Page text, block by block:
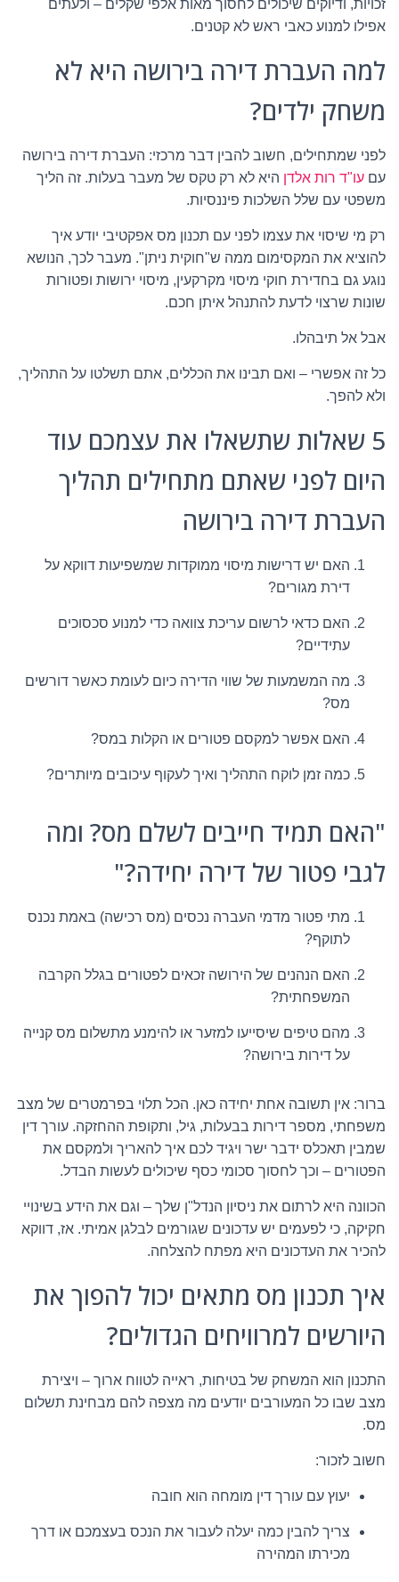
זכויות, ודיוקים שיכולים לחסוך מאות אלפי שקלים – ולעתים
אפילו למנוע כאבי ראש לא קטנים.
למה העברת דירה בירושה היא לא
משחק ילדים?
לפני שמתחילים, חשוב להבין דבר מרכזי: העברת דירה בירושה
עם עו"ד רות אלדן היא לא רק טקס של מעבר בעלות. זה הליך
משפטי עם שלל השלכות פיננסיות.
רק מי שיסוי את עצמו לפני עם תכנון מס אפקטיבי יודע איך
להוציא את המקסימום ממה ש"חוקית ניתן". מעבר לכך, הנושא
נוגע גם בחדירת חוקי מיסוי מקרקעין, מיסוי ירושות ופטורות
שונות שרצוי לדעת להתנהל איתן חכם.
אבל אל תיבהלו.
כל זה אפשרי – ואם תבינו את הכללים, אתם תשלטו על התהליך,
ולא להפך.
5 שאלות שתשאלו את עצמכם עוד
היום לפני שאתם מתחילים תהליך
העברת דירה בירושה
האם יש דרישות מיסוי ממוקדות שמשפיעות דווקא על
דירת מגורים?
האם כדאי לרשום עריכת צוואה כדי למנוע סכסוכים
עתידיים?
מה המשמעות של שווי הדירה כיום לעומת כאשר דורשים
מס?
האם אפשר למקסם פטורים או הקלות במס?
כמה זמן לוקח התהליך ואיך לעקוף עיכובים מיותרים?
"האם תמיד חייבים לשלם מס? ומה
לגבי פטור של דירה יחידה?"
מתי פטור מדמי העברה נכסים (מס רכישה) באמת נכנס
לתוקף?
האם הנהנים של הירושה זכאים לפטורים בגלל הקרבה
המשפחתית?
מהם טיפים שיסייעו למזער או להימנע מתשלום מס קנייה
על דירות בירושה?
ברור: אין תשובה אחת יחידה כאן. הכל תלוי בפרמטרים של מצב
משפחתי, מספר דירות בבעלות, גיל, ותקופת ההחזקה. עורך דין
שמבין תאכלס ידבר ישר ויגיד לכם איך להאריך ולמקסם את
הפטורים – וכך לחסוך סכומי כסף שיכולים לעשות הבדל.
הכוונה היא לרתום את ניסיון הנדל"ן שלך – וגם את הידע בשינויי
חקיקה, כי לפעמים יש עדכונים שגורמים לבלגן אמיתי. אז, דווקא
להכיר את העדכונים היא מפתח להצלחה.
איך תכנון מס מתאים יכול להפוך את
היורשים למרוויחים הגדולים?
התכנון הוא המשחק של בטיחות, ראייה לטווח ארוך – ויצירת
מצב שבו כל המעורבים יודעים מה מצפה להם מבחינת תשלום
מס.
חשוב לזכור:
יעוץ עם עורך דין מומחה הוא חובה
צריך להבין כמה יעלה לעבור את הנכס בעצמכם או דרך
מכירתו המהירה